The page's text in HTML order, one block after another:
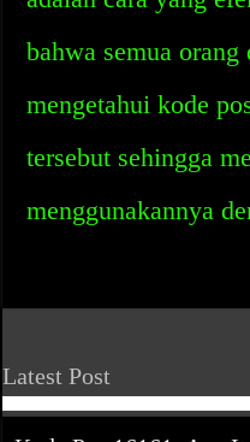
bahwa semua orang
mengetahui kode
tersebut sehingga
menggunakannya
Latest Post